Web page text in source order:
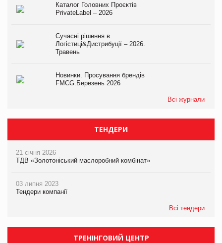
Каталог Головних Проєктів
PrivateLabel – 2026
Сучасні рішення в
Логістиці&Дистрибуції – 2026.
Травень
Новинки. Просування брендів
FMCG.Березень 2026
Всі журнали
ТЕНДЕРИ
21 січня 2026
ТДВ «Золотоніський маслоробний комбінат»
03 липня 2023
Тендери компанії
Всі тендери
ТРЕНІНГОВИЙ ЦЕНТР